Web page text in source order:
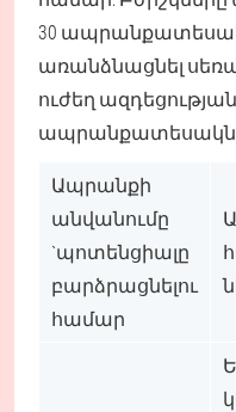
30
առանձնացնել
ուժեղ
Ապրանքի
անվանումը
`պոտենցիալը
բարձրացնելու
համար